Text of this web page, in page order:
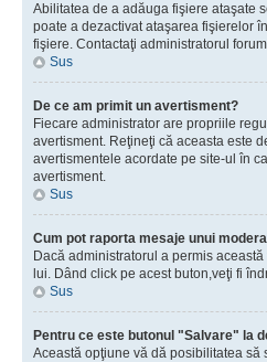
Abilitatea de a adăuga fişiere ataşate
poate a dezactivat ataşarea fişierelor
fişiere. Contactaţi administratorul
Sus
De ce am primit un avertisment?
Fiecare administrator are propriile
avertisment. Reţineţi că aceasta este
avertismentele acordate pe site-ul în
avertisment.
Sus
Cum pot raporta mesaje unui
Dacă administratorul a permis
lui. Dând click pe acest buton,veţi fi
Sus
Pentru ce este butonul "Salvare" la
Această opţiune vă dă posibilitatea